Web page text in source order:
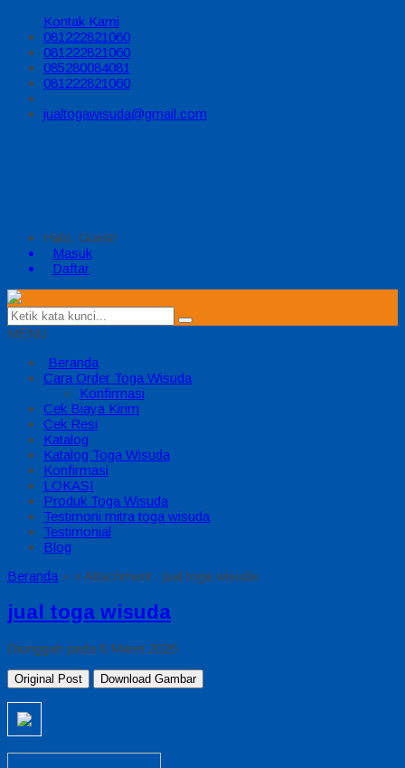
Kontak Kami
081222821060
081222821060
085280084081
081222821060
jualtogawisuda@gmail.com
Halo, Guest!
Masuk
Daftar
MENU
Beranda
Cara Order Toga Wisuda
Konfirmasi
Cek Biaya Kirim
Cek Resi
Katalog
Katalog Toga Wisuda
Konfirmasi
LOKASI
Produk Toga Wisuda
Testimoni mitra toga wisuda
Testimonial
Blog
Beranda » » Attachment : jual toga wisuda
jual toga wisuda
Diunggah pada 8 Maret 2026
Original Post Download Gambar